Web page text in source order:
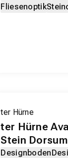
Fliesenoptik
ter Hürne
ter Hürne
Stein Dorsum
Designboden